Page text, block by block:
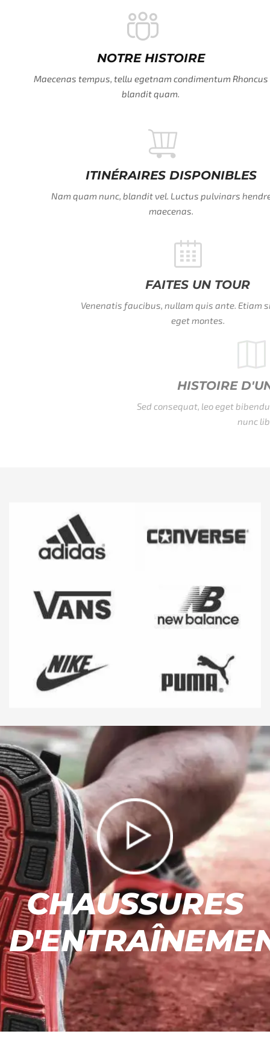
NOTRE HISTOIRE
Maecenas tempus, tellu egetnam condimentum Rhoncus
blandit quam.
ITINÉRAIRES DISPONIBLES
Nam quam nunc, blandit vel. Luctus pulvinars hendrerit id
maecenas.
FAITES UN TOUR
Venenatis faucibus, nullam quis ante. Etiam sit amet orci
HISTOIRE D'UNE RÉUSSITE
Sed consequat, leo eget bibendum sodale augue velit cursus
CHAUSSURES